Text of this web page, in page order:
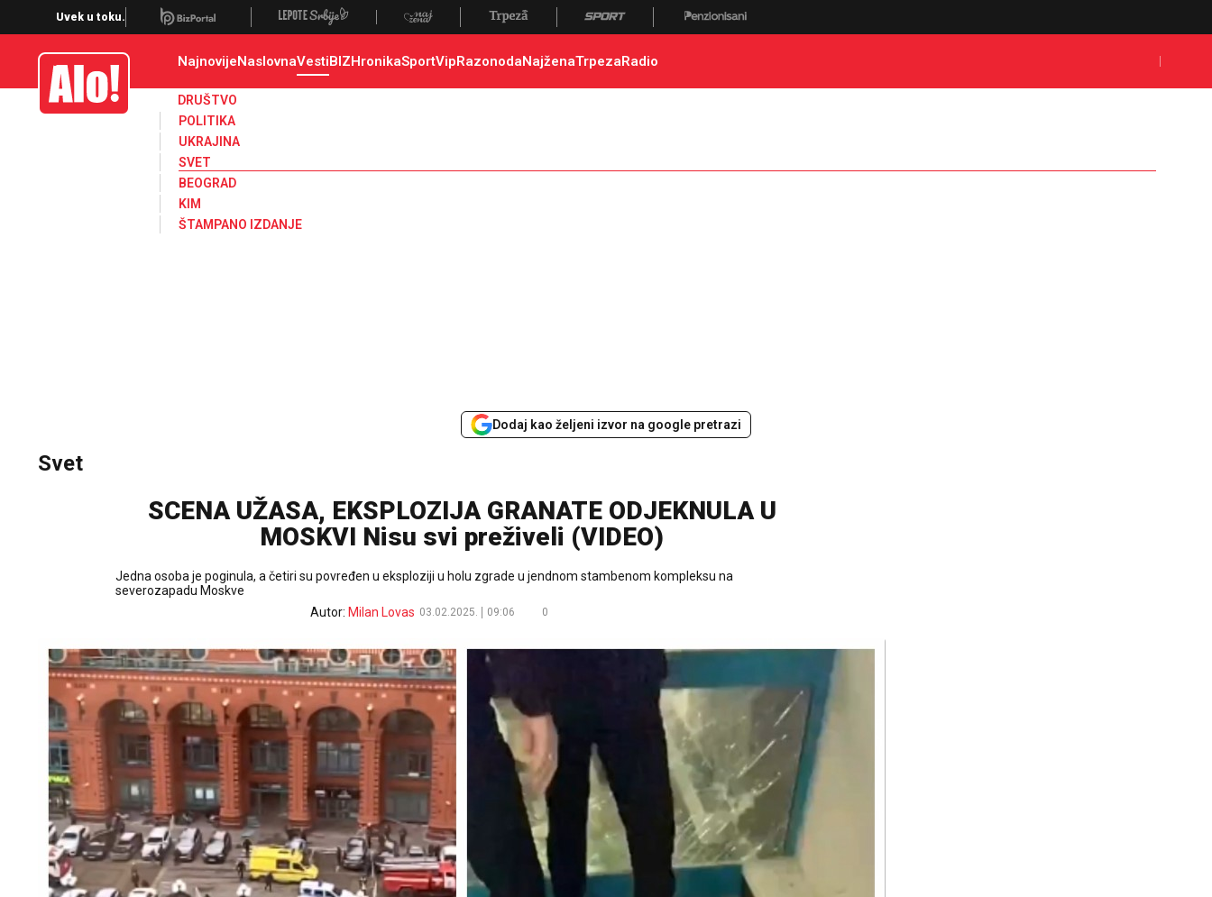
Svet, Ruske vesti, Planeta, Region
Uvek u toku.
Alo NajnovijeNaslovnaVestiBIZHronikaSportVipRazonodaNajženaTrpezaRadio
DRUŠTVO
POLITIKA
UKRAJINA
SVET
BEOGRAD
KIM
ŠTAMPANO IZDANJE
Dodaj kao željeni izvor na google pretrazi
Svet
SCENA UŽASA, EKSPLOZIJA GRANATE ODJEKNULA U
MOSKVI Nisu svi preživeli (VIDEO)
Jedna osoba je poginula, a četiri su povređen u eksploziji u holu zgrade u jendnom stambenom kompleksu na
severozapadu Moskve
Autor: Milan Lovas 03.02.2025. 09:06 0